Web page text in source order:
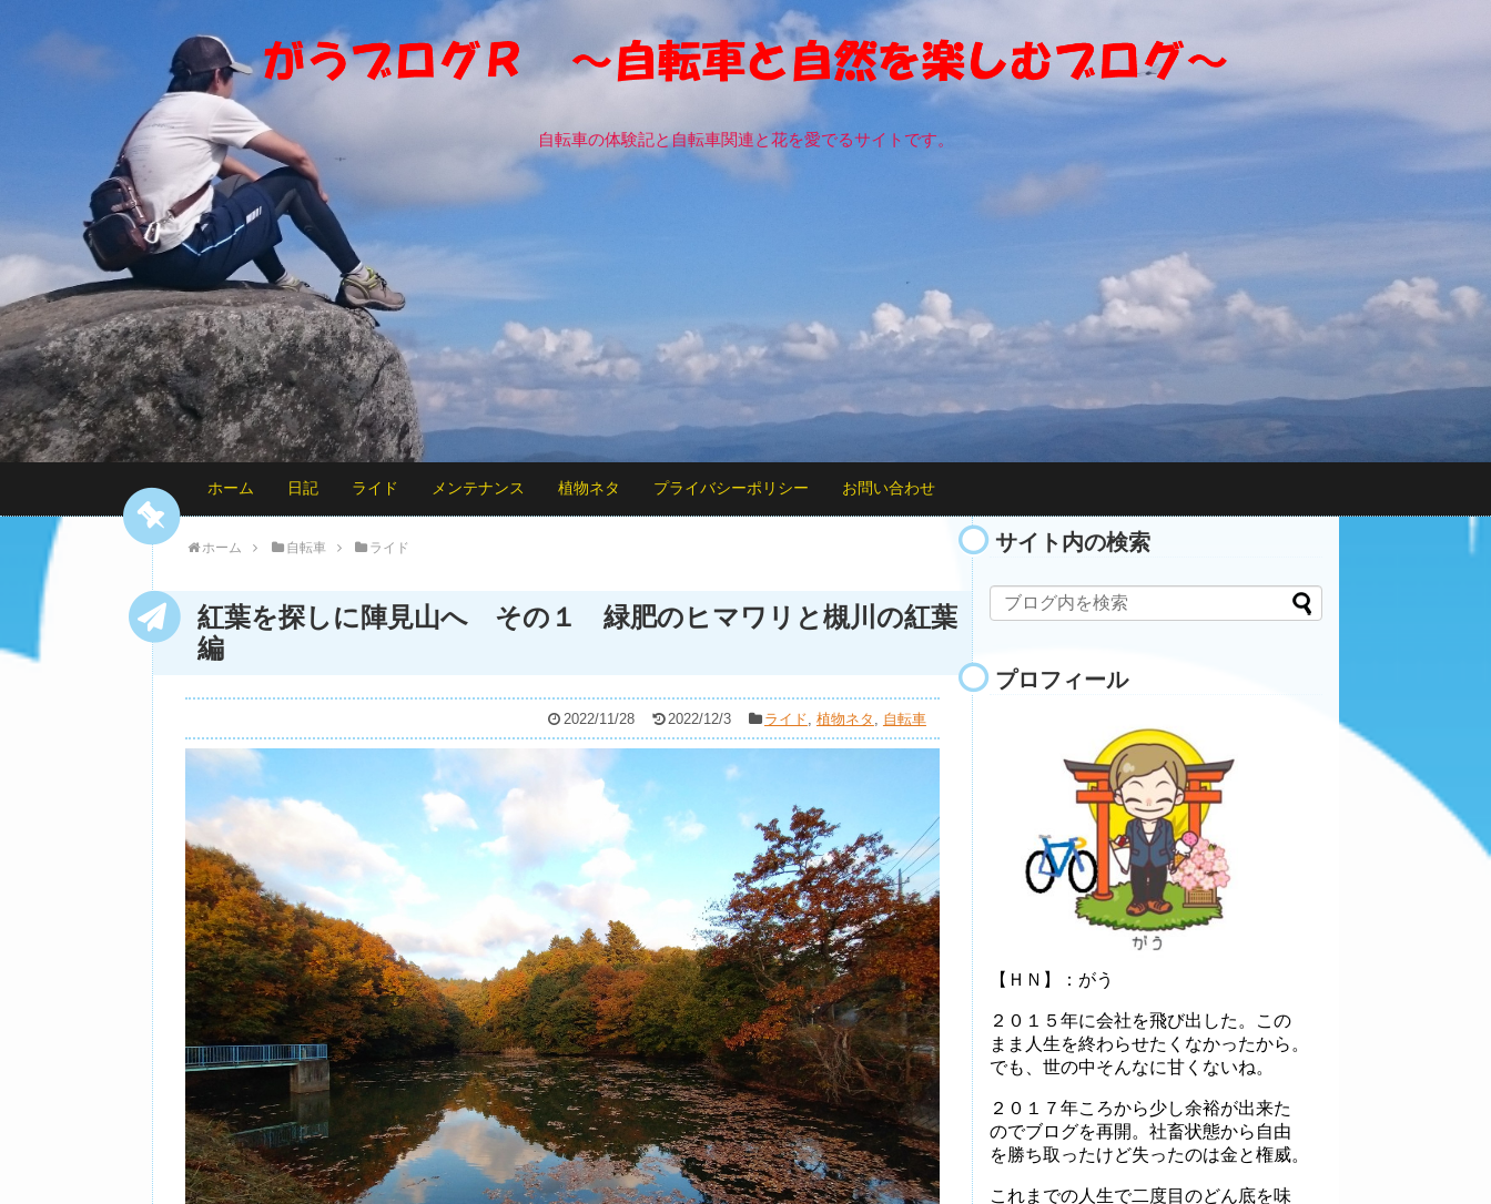
自転車の体験記と自転車関連と花を愛でるサイトです。
ホーム 日記 ライド メンテナンス 植物ネタ プライバシーポリシー お問い合わせ
ホーム 自転車 ライド
紅葉を探しに陣見山へ その１ 緑肥のヒマワリと槻川の紅葉
編
2022/11/28 2022/12/3 ライド, 植物ネタ , 自転車
サイト内の検索
プロフィール
【ＨＮ】：がう
２０１５年に会社を飛び出した。この
まま人生を終わらせたくなかったから。
でも、世の中そんなに甘くないね。
２０１７年ころから少し余裕が出来た
のでブログを再開。社畜状態から自由
を勝ち取ったけど失ったのは金と権威。
これまでの人生で二度目のどん底を味